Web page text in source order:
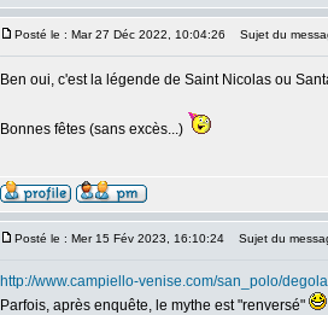
Posté le : Mar 27 Déc 2022, 10:04:26 Sujet du
Ben oui, c'est la légende de Saint Nicolas ou
Bonnes fêtes (sans excès...)
Posté le : Mer 15 Fév 2023, 16:10:24 Sujet du
http://www.campiello-venise.com/san_polo/
Parfois, après enquête, le mythe est "renversé"